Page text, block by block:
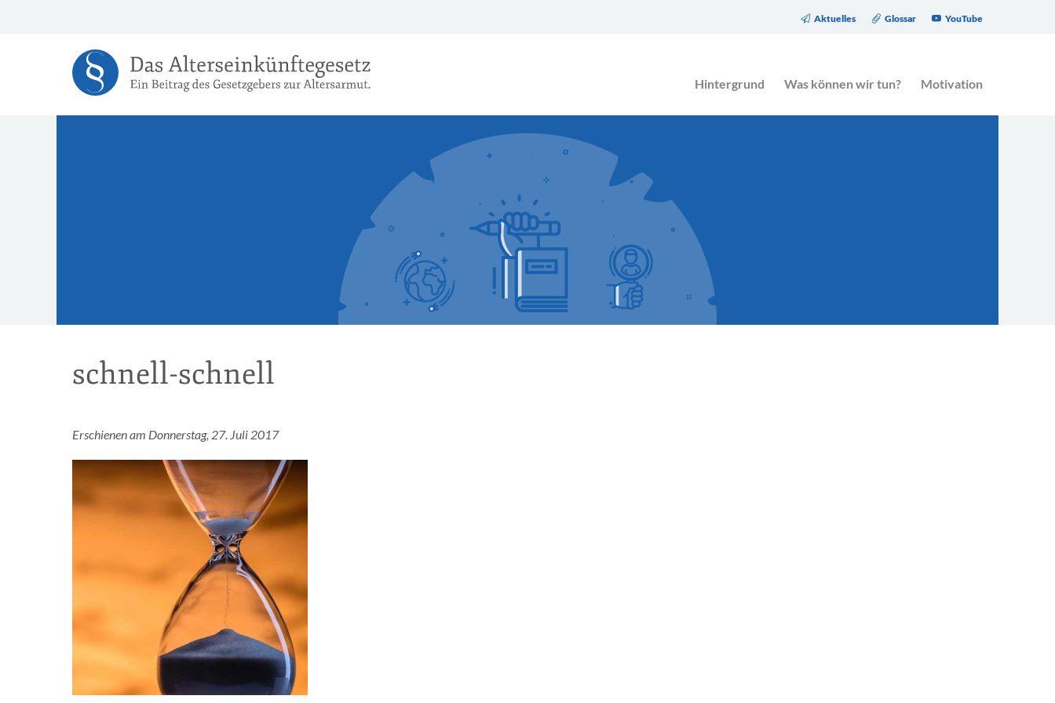
YouTube
Glossar
Aktuelles
Hintergrund Was können wir tun? Motivation
schnell-schnell
Erschienen am Donnerstag, 27. Juli 2017